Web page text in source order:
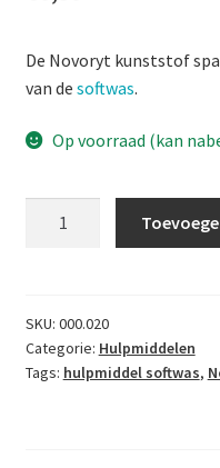
Reparatieproducten van
Winkel
De Novoryt kunststof
van de softwas.
Op voorraad (kan
SKU: 000.020
Categorie: Hulpmiddelen
Tags: hulpmiddel softwas,